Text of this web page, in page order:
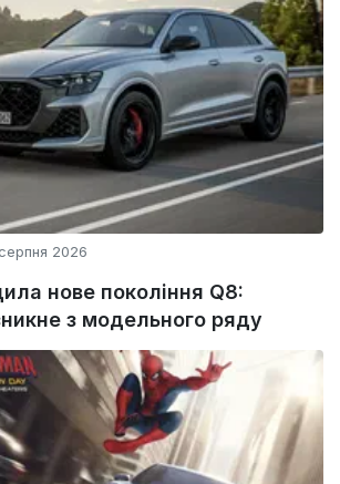
2026
нове покоління Q8:
з модельного ряду